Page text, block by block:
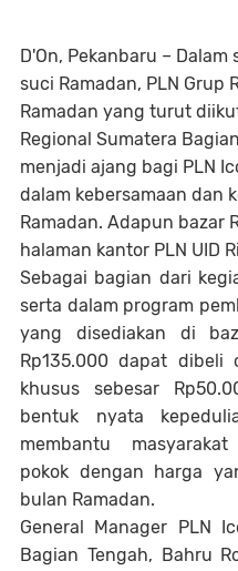
D'On, Pekanbaru –
suci Ramadan, PLN Grup
Ramadan yang turut
Regional Sumatera
menjadi ajang bagi PLN
dalam kebersamaan dan
Ramadan. Adapun bazar
halaman kantor PLN UID
Sebagai bagian dari
serta dalam program
yang disediakan di
Rp135.000 dapat dibeli
khusus sebesar
bentuk nyata
membantu
pokok dengan harga
bulan Ramadan.
General Manager PLN
Bagian Tengah, Bahru